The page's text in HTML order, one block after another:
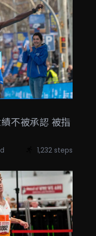
不被承認 被指
1,232 steps